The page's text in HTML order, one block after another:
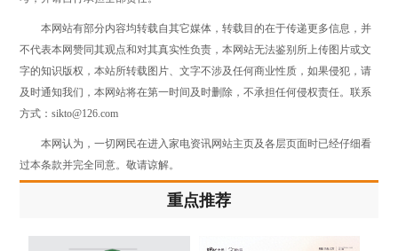
本网站有部分内容均转载自其它媒体，转载目的在于传递更多信息，并
不代表本网赞同其观点和对其真实性负责，本网站无法鉴别所上传图片或文
字的知识版权，本站所转载图片、文字不涉及任何商业性质，如果侵犯，请
及时通知我们，本网站将在第一时间及时删除，不承担任何侵权责任。联系
方式：sikto@126.com
本网认为，一切网民在进入家电资讯网站主页及各层页面时已经仔细看
过本条款并完全同意。敬请谅解。
重点推荐